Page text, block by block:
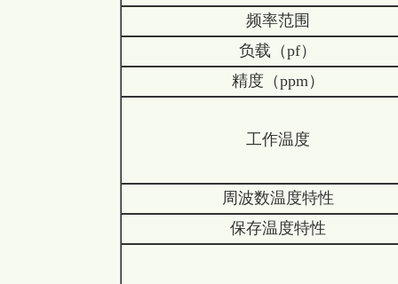
频率范围
负载（pf）
精度（ppm）
工作温度
周波数温度特性
保存温度特性